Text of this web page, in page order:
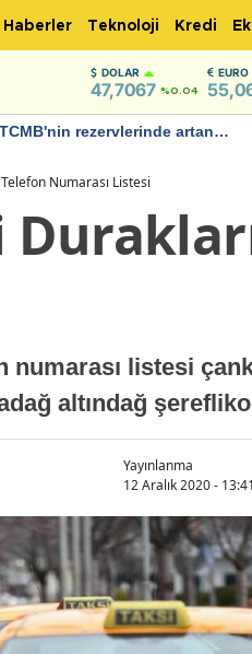
Haberler Teknoloji Kredi
DOLAR
47,7067 %0.04
EURO
TCMB'nin rezervlerinde artan
Numarası Listesi
numarası listesi
altındağ
Yayınlanma
12 Aralık 2020 - 13:41